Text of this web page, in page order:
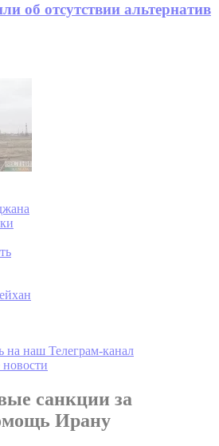
об отсутствии альтернатив
на наш Телеграм-канал
санкции за
Ирану